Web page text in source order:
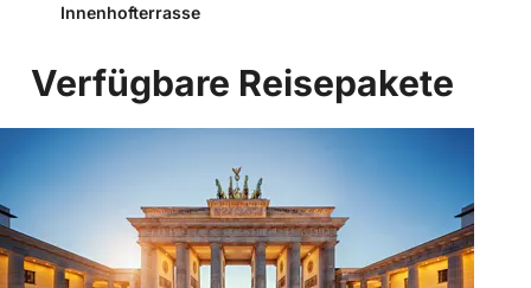
Innenhofterrasse
Verfügbare Reisepakete